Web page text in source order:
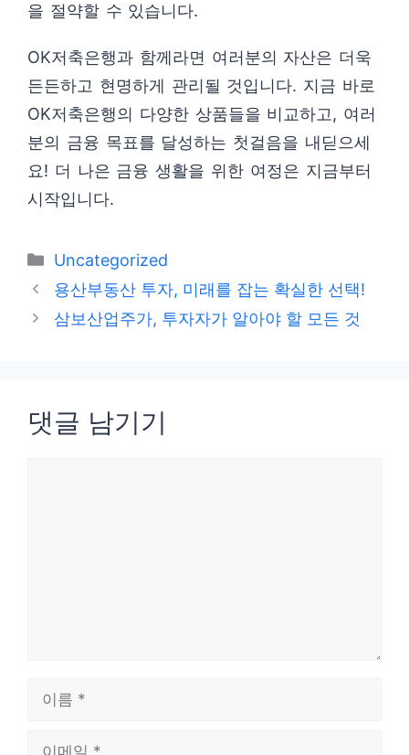
을 절약할 수 있습니다.
OK저축은행과 함께라면 여러분의 자산은 더욱
든든하고 현명하게 관리될 것입니다. 지금 바로
OK저축은행의 다양한 상품들을 비교하고, 여러
분의 금융 목표를 달성하는 첫걸음을 내딛으세
요! 더 나은 금융 생활을 위한 여정은 지금부터
시작입니다.
카
테
리
Uncategorized
용산부동산 투자, 미래를 잡는 확실한 선택!
삼보산업주가, 투자자가 알아야 할 모든 것
댓글 남기기